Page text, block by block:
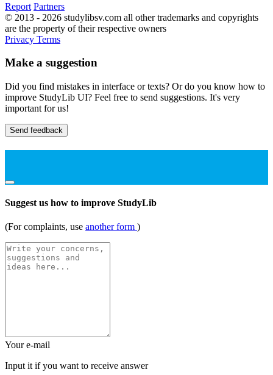
Report Partners
© 2013 - 2026 studylibsv.com all other trademarks and copyrights
are the property of their respective owners
Privacy Terms
Make a suggestion
Did you find mistakes in interface or texts? Or do you know how to
improve StudyLib UI? Feel free to send suggestions. It's very
important for us!
Send feedback
Suggest us how to improve StudyLib
(For complaints, use another form )
Your e-mail
Input it if you want to receive answer